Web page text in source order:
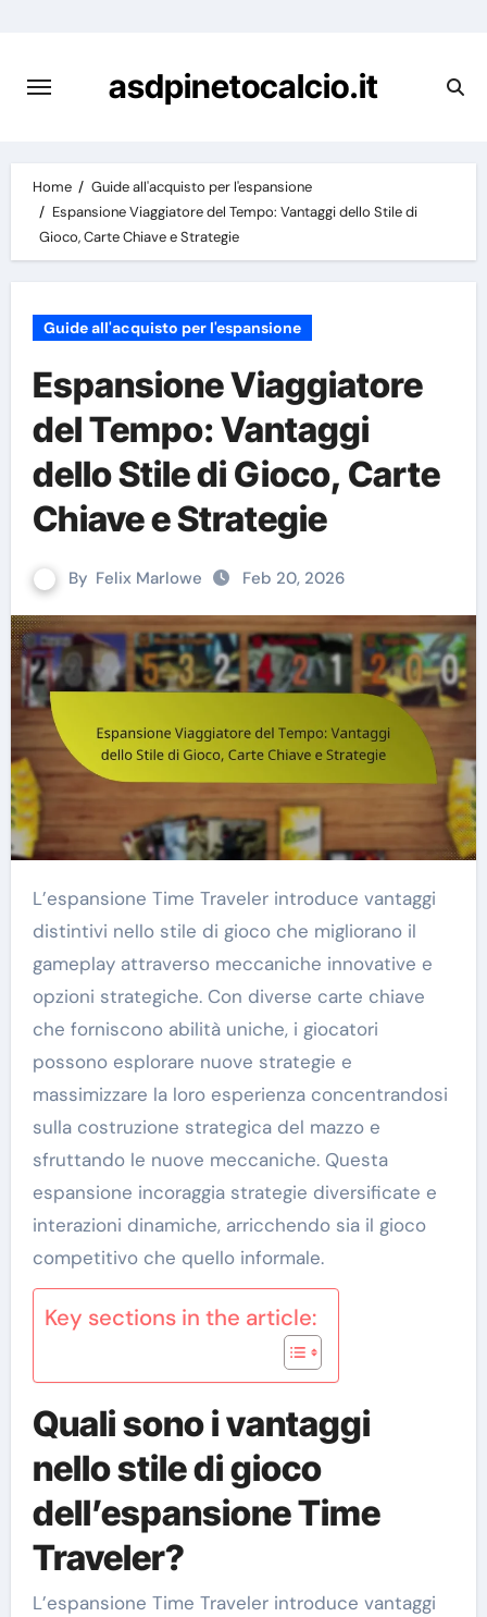
content
asdpinetocalcio.it
Home
Guide all'acquisto per l'espansione
Espansione Viaggiatore del Tempo: Vantaggi dello Stile di
Gioco, Carte Chiave e Strategie
Guide all'acquisto per l'espansione
Espansione Viaggiatore
del Tempo: Vantaggi
dello Stile di Gioco, Carte
Chiave e Strategie
By Felix Marlowe Feb 20, 2026
L’espansione Time Traveler introduce vantaggi
distintivi nello stile di gioco che migliorano il
gameplay attraverso meccaniche innovative e
opzioni strategiche. Con diverse carte chiave
che forniscono abilità uniche, i giocatori
possono esplorare nuove strategie e
massimizzare la loro esperienza concentrandosi
sulla costruzione strategica del mazzo e
sfruttando le nuove meccaniche. Questa
espansione incoraggia strategie diversificate e
interazioni dinamiche, arricchendo sia il gioco
competitivo che quello informale.
Key sections in the article:
Quali sono i vantaggi
nello stile di gioco
dell’espansione Time
Traveler?
L’espansione Time Traveler introduce vantaggi